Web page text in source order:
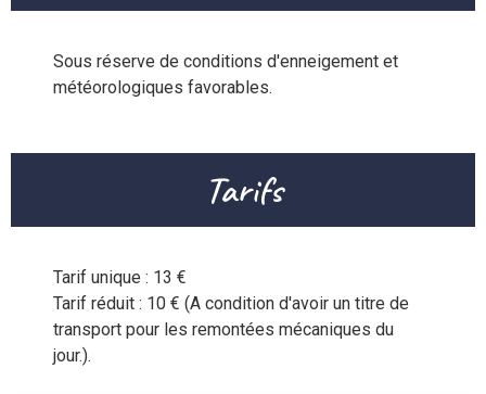
Sous réserve de conditions d'enneigement et
météorologiques favorables.
Tarifs
Tarif unique : 13 €
Tarif réduit : 10 € (A condition d'avoir un titre de
transport pour les remontées mécaniques du